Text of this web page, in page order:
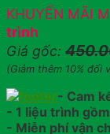
KHUYẾN MÃI
trình
Giá gốc:
(Giảm thêm 10% đối
- Cam
- 1 liệu trình
- Miễn phí vận